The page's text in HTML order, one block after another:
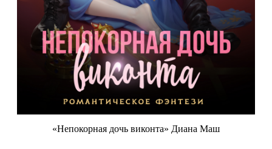
«Непокорная дочь виконта» Диана Маш